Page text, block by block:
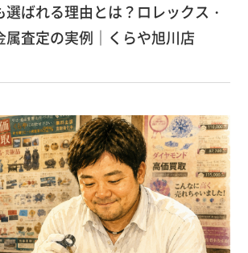
ばれる理由とは？ロレックス・
属査定の実例｜くらや旭川店